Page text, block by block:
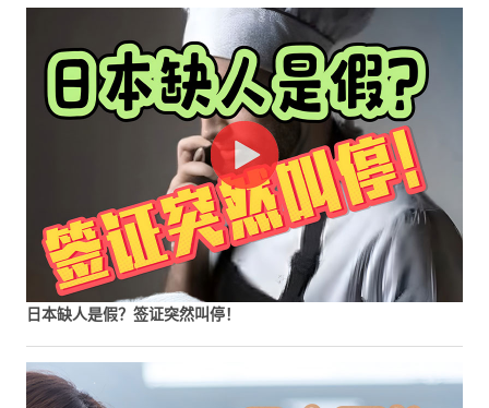
日本缺人是假？签证突然叫停！